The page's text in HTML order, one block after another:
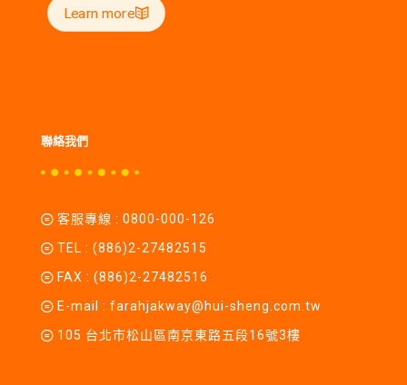
Learn more
聯絡我們
客服專線 : 0800-000-126
TEL : (886)2-27482515
FAX : (886)2-27482516
E-mail : farahjakway@hui-sheng.com.tw
105 台北市松山區南京東路五段16號3樓